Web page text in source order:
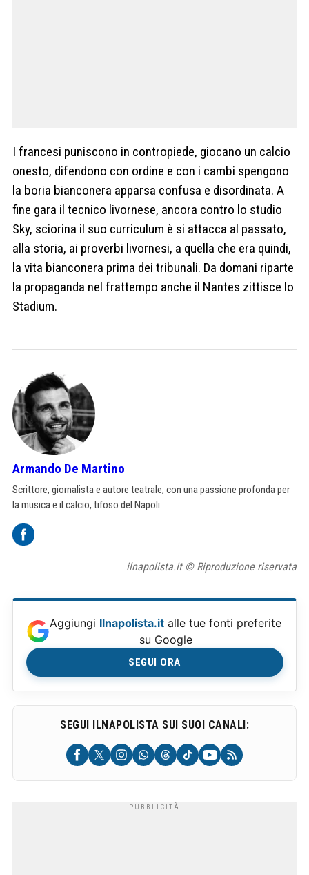
I francesi puniscono in contropiede, giocano un calcio
onesto, difendono con ordine e con i cambi spengono
la boria bianconera apparsa confusa e disordinata. A
fine gara il tecnico livornese, ancora contro lo studio
Sky, sciorina il suo curriculum è si attacca al passato,
alla storia, ai proverbi livornesi, a quella che era quindi,
la vita bianconera prima dei tribunali. Da domani riparte
la propaganda nel frattempo anche il Nantes zittisce lo
Stadium.
Armando De Martino
Scrittore, giornalista e autore teatrale, con una passione profonda per
la musica e il calcio, tifoso del Napoli.
ilnapolista.it © Riproduzione riservata
Aggiungi Ilnapolista.it alle tue fonti preferite
su Google
SEGUI ORA
SEGUI ILNAPOLISTA SUI SUOI CANALI: